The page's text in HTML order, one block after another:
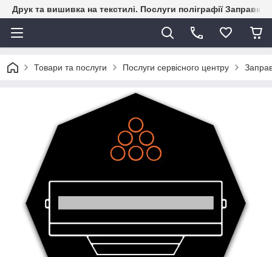
Друк та вишивка на текстилі. Послуги поліграфії Заправка
Товари та послуги Послуги сервісного центру